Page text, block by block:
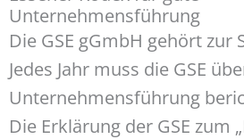
Unternehmensführung
Die GSE gGmbH gehört zur
Jedes Jahr muss die GSE
Unternehmensführung
Die Erklärung der GSE zum